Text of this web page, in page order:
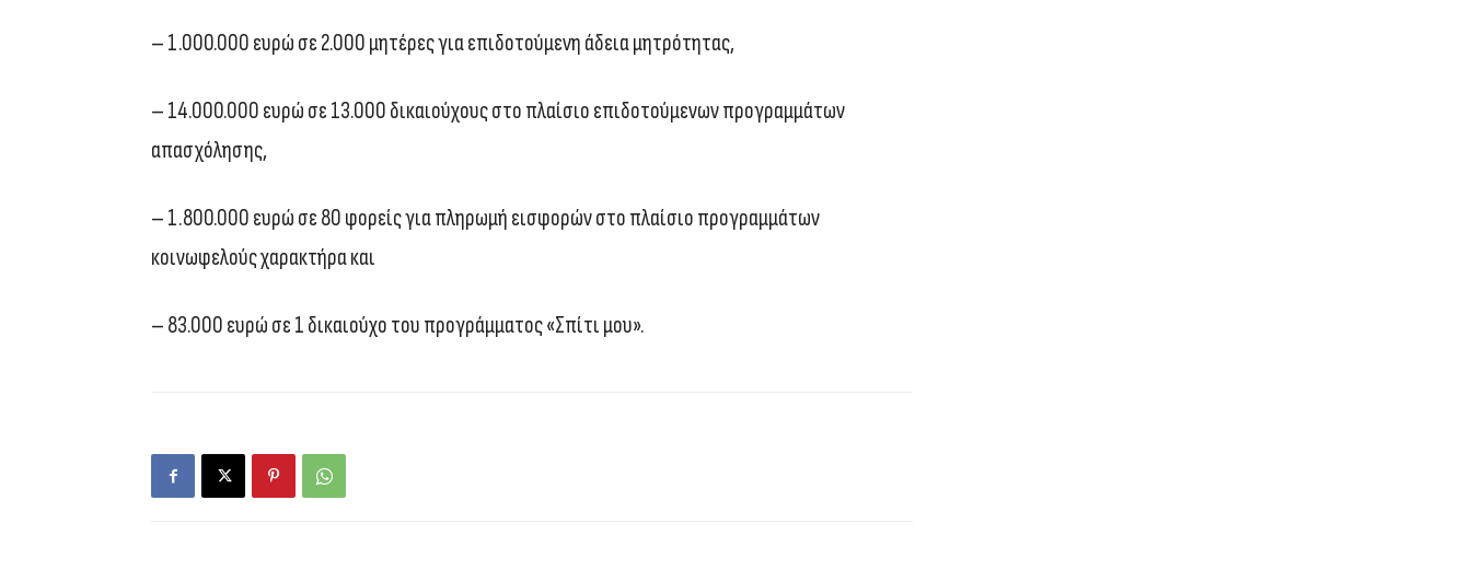
– 1.000.000 ευρώ σε 2.000 μητέρες για επιδοτούμενη άδεια μητρότητας,
– 14.000.000 ευρώ σε 13.000 δικαιούχους στο πλαίσιο επιδοτούμενων προγραμμάτων
απασχόλησης,
– 1.800.000 ευρώ σε 80 φορείς για πληρωμή εισφορών στο πλαίσιο προγραμμάτων
κοινωφελούς χαρακτήρα και
– 83.000 ευρώ σε 1 δικαιούχο του προγράμματος «Σπίτι μου».